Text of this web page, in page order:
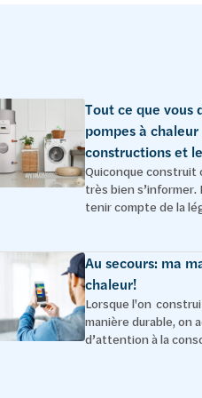
Tout ce que vous
pompes à
constructions et
Quiconque construit
très bien
tenir compte de la
Au secours: ma
chaleur!
Lorsque l'on
manière durable, on
d’attention à la